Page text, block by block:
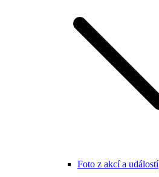
Foto z akcí a událostí